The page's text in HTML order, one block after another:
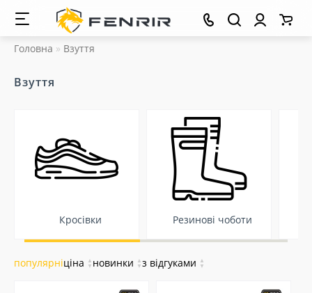
Головна Взуття
Взуття
Кросівки Резинові чоботи
популярніціна ▲
▼ новинки ▲
▼з відгуками ▲
▼